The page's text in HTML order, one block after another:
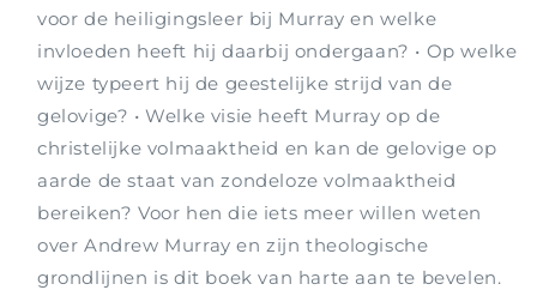
voor de heiligingsleer bij Murray en welke
invloeden heeft hij daarbij ondergaan? • Op welke
wijze typeert hij de geestelijke strijd van de
gelovige? • Welke visie heeft Murray op de
christelijke volmaaktheid en kan de gelovige op
aarde de staat van zondeloze volmaaktheid
bereiken? Voor hen die iets meer willen weten
over Andrew Murray en zijn theologische
grondlijnen is dit boek van harte aan te bevelen.